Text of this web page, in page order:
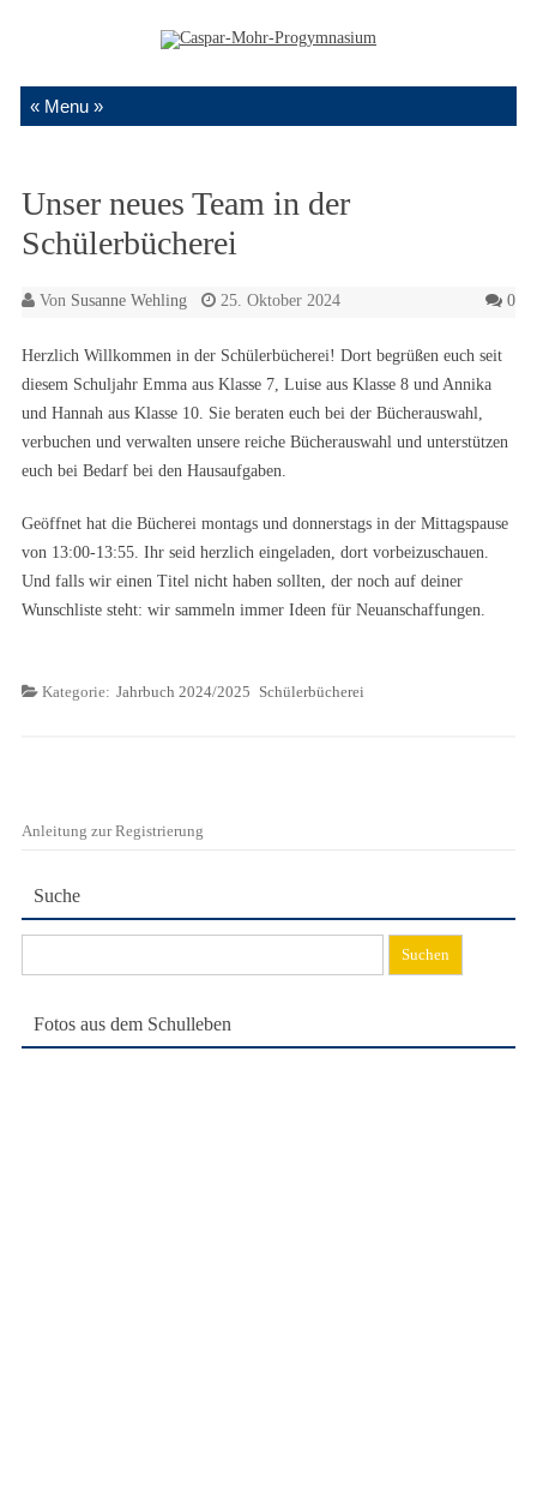
Zum Inhalt springen
Unser neues Team in der
Schülerbücherei
Von Susanne Wehling 25. Oktober 2024 0
Herzlich Willkommen in der Schülerbücherei! Dort begrüßen euch seit
diesem Schuljahr Emma aus Klasse 7, Luise aus Klasse 8 und Annika
und Hannah aus Klasse 10. Sie beraten euch bei der Bücherauswahl,
verbuchen und verwalten unsere reiche Bücherauswahl und unterstützen
euch bei Bedarf bei den Hausaufgaben.
Geöffnet hat die Bücherei montags und donnerstags in der Mittagspause
von 13:00-13:55. Ihr seid herzlich eingeladen, dort vorbeizuschauen.
Und falls wir einen Titel nicht haben sollten, der noch auf deiner
Wunschliste steht: wir sammeln immer Ideen für Neuanschaffungen.
Kategorie: Jahrbuch 2024/2025 Schülerbücherei
Anleitung zur Registrierung
Suche
nach:
Fotos aus dem Schulleben